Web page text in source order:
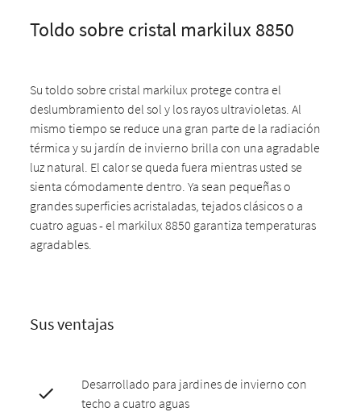
Toldo sobre cristal markilux 8850
Su toldo sobre cristal markilux protege contra el
deslumbramiento del sol y los rayos ultravioletas. Al
mismo tiempo se reduce una gran parte de la radiación
térmica y su jardín de invierno brilla con una agradable
luz natural. El calor se queda fuera mientras usted se
sienta cómodamente dentro. Ya sean pequeñas o
grandes superficies acristaladas, tejados clásicos o a
cuatro aguas - el markilux 8850 garantiza temperaturas
agradables.
Sus ventajas
Desarrollado para jardines de invierno con
techo a cuatro aguas